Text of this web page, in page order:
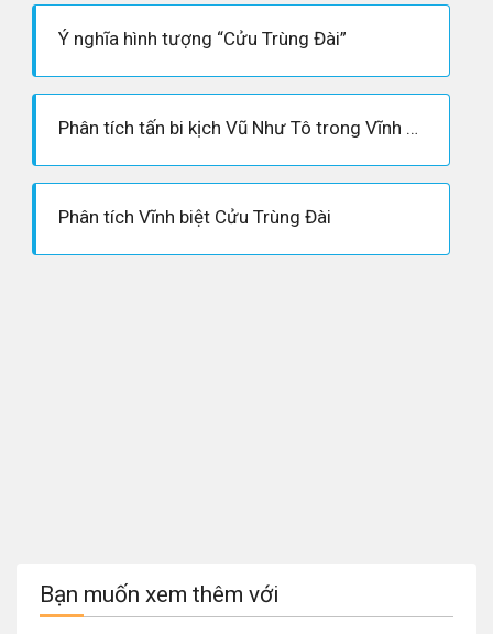
Ý nghĩa hình tượng “Cửu Trùng Đài”
Phân tích tấn bi kịch Vũ Như Tô trong Vĩnh Biệt Cửu Trùng Đài
Phân tích Vĩnh biệt Cửu Trùng Đài
Bạn muốn xem thêm với